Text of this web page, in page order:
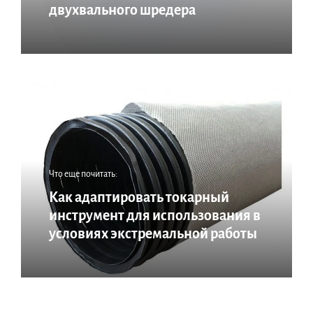
двухвального шредера
Что еще почитать:
Как адаптировать токарный
инструмент для использования в
условиях экстремальной работы